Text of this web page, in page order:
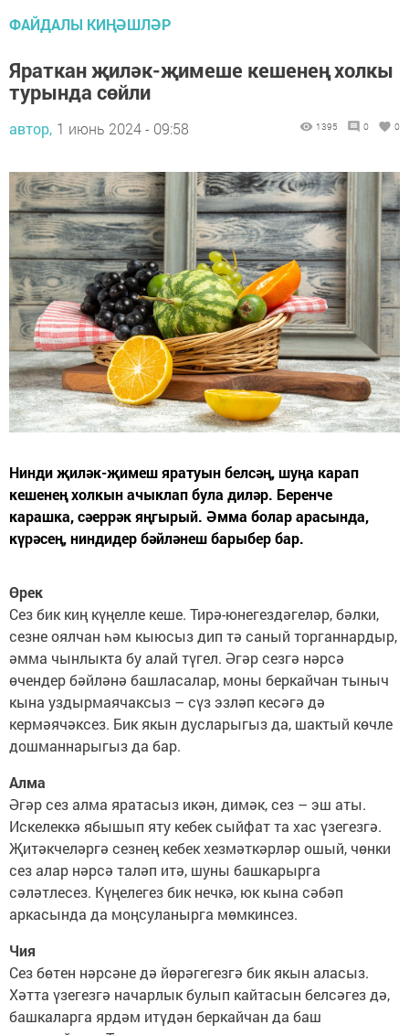
ФАЙДАЛЫ КИҢӘШЛӘР
Яраткан җиләк-җимеше кешенең холкы
турында сөйли
автор, 1 июнь 2024 - 09:58 1395 0 0
Нинди җиләк-җимеш яратуын белсәң, шуңа карап
кешенең холкын ачыклап була диләр. Беренче
карашка, сәеррәк яңгырый. Әмма болар арасында,
күрәсең, ниндидер бәйләнеш барыбер бар.
Өрек
Сез бик киң күңелле кеше. Тирә-юнегездәгеләр, бәлки,
сезне оялчан һәм кыюсыз дип тә саный торганнардыр,
әмма чынлыкта бу алай түгел. Әгәр сезгә нәрсә
өчендер бәйләнә башласалар, моны беркайчан тыныч
кына уздырмаячаксыз – сүз эзләп кесәгә дә
кермәячәксез. Бик якын дусларыгыз да, шактый көчле
дошманнарыгыз да бар.
Алма
Әгәр сез алма яратасыз икән, димәк, сез – эш аты.
Искелеккә ябышып яту кебек сыйфат та хас үзегезгә.
Җитәкчеләргә сезнең кебек хезмәткәрләр ошый, чөнки
сез алар нәрсә таләп итә, шуны башкарырга
сәләтлесез. Күңелегез бик нечкә, юк кына сәбәп
аркасында да моңсуланырга мөмкинсез.
Чия
Сез бөтен нәрсәне дә йөрәгегезгә бик якын аласыз.
Хәтта үзегезгә начарлык булып кайтасын белсәгез дә,
башкаларга ярдәм итүдән беркайчан да баш